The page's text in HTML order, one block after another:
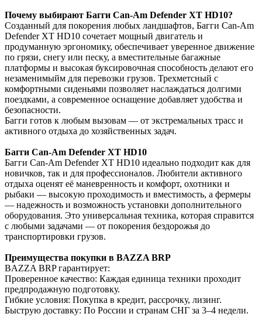
Почему выбирают Багги Can-Am Defender XT HD10?
Созданный для покорения любых ландшафтов, Багги Can-Am
Defender XT HD10 сочетает мощный двигатель и
продуманную эргономику, обеспечивает уверенное движение
по грязи, снегу или песку, а вместительные багажные
платформы и высокая буксировочная способность делают его
незаменимыйм для перевозки грузов. Трехметсный с
комфортными сиденьями позволяет наслаждаться долгими
поездками, а современное оснащение добавляет удобства и
безопасности.
Багги готов к любым вызовам — от экстремальных трасс и
активного отдыха до хозяйственных задач.
Багги Can-Am Defender XT HD10
Багги Can-Am Defender XT HD10 идеально подходит как для
новичков, так и для профессионалов. Любители активного
отдыха оценят её маневренность и комфорт, охотники и
рыбаки — высокую проходимость и вместимость, а фермеры
— надежность и возможность установки дополнительного
оборудования. Это универсальная техника, которая справится
с любыми задачами — от покорения бездорожья до
транспортировки грузов.
Преимущества покупки в BAZZA BRP
BAZZA BRP гарантирует:
Проверенное качество: Каждая единица техники проходит
предпродажную подготовку.
Гибкие условия: Покупка в кредит, рассрочку, лизинг.
Быструю доставку: По России и странам СНГ за 3–4 недели.